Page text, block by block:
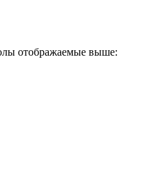
отображаемые выше: